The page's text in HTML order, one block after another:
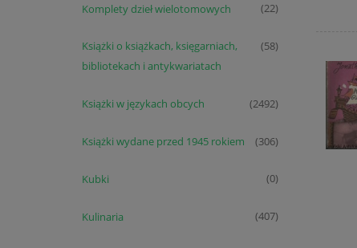
Komplety dzieł wielotomowych (22)
Książki o książkach, księgarniach,
bibliotekach i antykwariatach
(58)
Książki w językach obcych (2492)
Książki wydane przed 1945 rokiem (306)
Kubki (0)
Kulinaria (407)